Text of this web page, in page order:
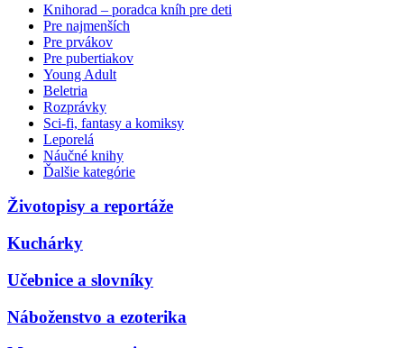
Knihorad – poradca kníh pre deti
Pre najmenších
Pre prvákov
Pre pubertiakov
Young Adult
Beletria
Rozprávky
Sci-fi, fantasy a komiksy
Leporelá
Náučné knihy
Ďalšie kategórie
Životopisy a reportáže
Kuchárky
Učebnice a slovníky
Náboženstvo a ezoterika